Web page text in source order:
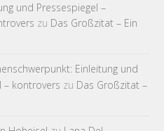
und Pressespiegel –
zu Das Großzitat – Ein
Einleitung und
– kontrovers zu Das Großzitat –